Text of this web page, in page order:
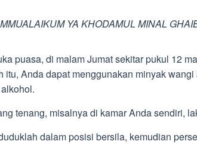
YA KHODAMUL MINAL
puasa, di malam Jumat sekitar pukul 12
itu, Anda dapat menggunakan minyak
tenang, misalnya di kamar Anda sendiri,
dalam posisi bersila, kemudian